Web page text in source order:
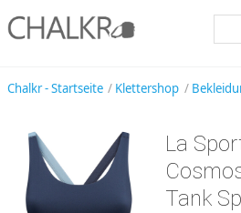
Chalkr - Startseite Klettershop
La
Tank